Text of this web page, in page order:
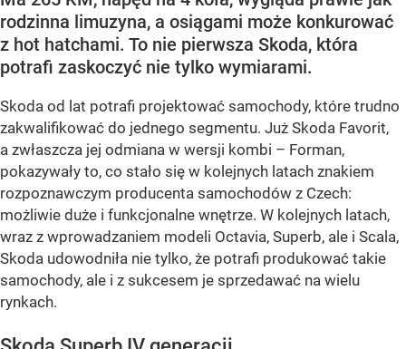
rodzinna limuzyna, a osiągami może konkurować
z hot hatchami. To nie pierwsza Skoda, która
potrafi zaskoczyć nie tylko wymiarami.
Skoda od lat potrafi projektować samochody, które trudno
zakwalifikować do jednego segmentu. Już Skoda Favorit,
a zwłaszcza jej odmiana w wersji kombi – Forman,
pokazywały to, co stało się w kolejnych latach znakiem
rozpoznawczym producenta samochodów z Czech:
możliwie duże i funkcjonalne wnętrze. W kolejnych latach,
wraz z wprowadzaniem modeli Octavia, Superb, ale i Scala,
Skoda udowodniła nie tylko, że potrafi produkować takie
samochody, ale i z sukcesem je sprzedawać na wielu
rynkach.